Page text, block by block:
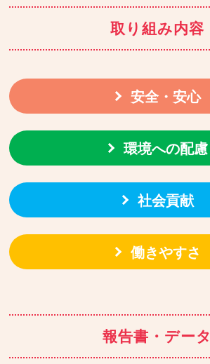
取り組み内容
安全・安心
環境への配慮
社会貢献
働きやすさ
報告書・データ